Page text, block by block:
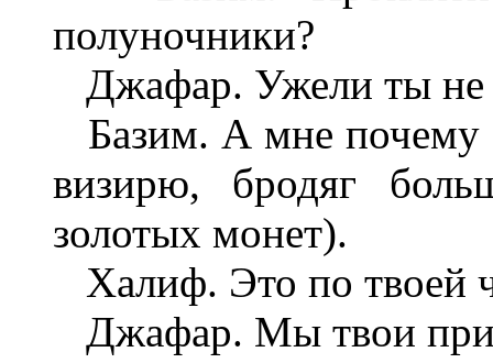
полуночники?
Джафар. Ужели ты не
Базим. А мне почему
визирю, бродяг
золотых монет).
Халиф. Это по твоей
Джафар. Мы твои